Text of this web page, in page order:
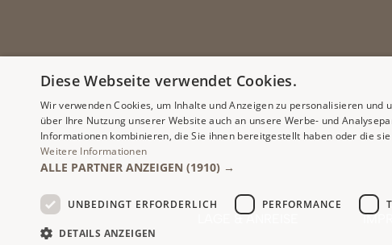
LAGE & ANREISE
Diese Webseite verwendet Cookies.
Wir verwenden Cookies, um Inhalte und Anzeigen zu personalisieren
über Ihre Nutzung unserer Website auch an unsere Werbe- und
Informationen kombinieren, die Sie ihnen bereitgestellt haben oder die
Weitere Informationen
ALLE PARTNER ANZEIGEN (1910) →
UNBEDINGT ERFORDERLICH PERFORMANCE
DETAILS ANZEIGEN